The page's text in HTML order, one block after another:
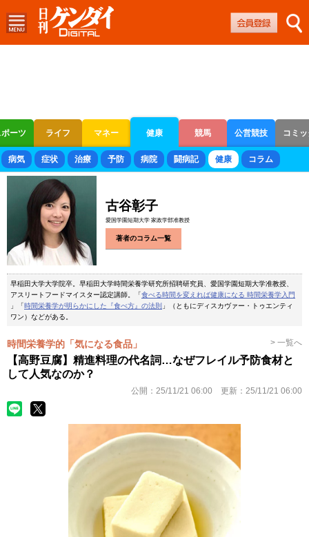
ーツ ライフ マネー 健康 競馬 公営競技 コミ
ボートレース 競輪 オートレース
病気 症状 治療 予防 病院 闘病記 健康 コラム
古谷彰子
愛国学園短期大学 家政学部准教授
著者のコラム一覧
早稲田大学大学院卒。早稲田大学時間栄養学研究所招聘研究員、愛国学園短期大学准教授、
アスリートフードマイスター認定講師。「食べる時間を変えれば健康になる 時間栄養学入門
」「時間栄養学が明らかにした『食べ方』の法則 」（ともにディスカヴァー・トゥエンティ
ワン）などがある。
時間栄養学的「気になる食品」 > 一覧へ
【高野豆腐】精進料理の代名詞…なぜフレイル予防食材と
して人気なのか？
公開： 25/11/21 06:00 更新： 25/11/21 06:00